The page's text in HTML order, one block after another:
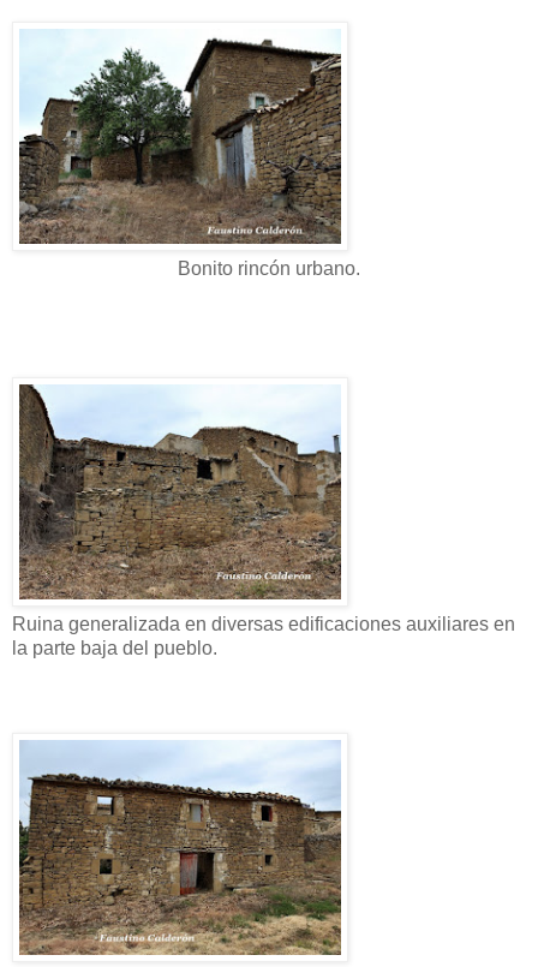
Bonito rincón urbano.
Ruina generalizada en diversas edificaciones auxiliares en
la parte baja del pueblo.